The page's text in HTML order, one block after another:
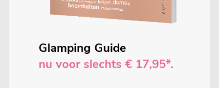
Glamping Guide
nu voor slechts € 17,95*.